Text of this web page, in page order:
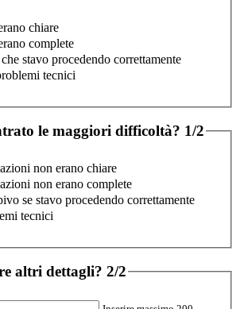
chiare
complete
stavo procedendo correttamente
tecnici
le maggiori difficoltà? 1/2
non erano chiare
non erano complete
se stavo procedendo correttamente
tecnici
altri dettagli? 2/2